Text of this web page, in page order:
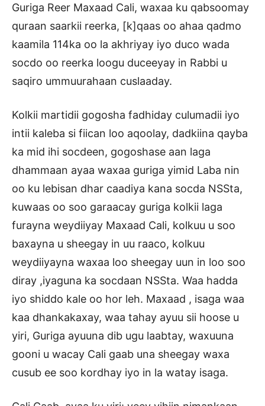
Guriga Reer Maxaad Cali, waxaa ku qabsoomay
quraan saarkii reerka, [k]qaas oo ahaa qadmo
kaamila 114ka oo la akhriyay iyo duco wada
socdo oo reerka loogu duceeyay in Rabbi u
saqiro ummuurahaan cuslaaday.
Kolkii martidii gogosha fadhiday culumadii iyo
intii kaleba si fiican loo aqoolay, dadkiina qayba
ka mid ihi socdeen, gogoshase aan laga
dhammaan ayaa waxaa guriga yimid Laba nin
oo ku lebisan dhar caadiya kana socda NSSta,
kuwaas oo soo garaacay guriga kolkii laga
furayna weydiiyay Maxaad Cali, kolkuu u soo
baxayna u sheegay in uu raaco, kolkuu
weydiiyayna waxaa loo sheegay uun in loo soo
diray ,iyaguna ka socdaan NSSta. Waa hadda
iyo shiddo kale oo hor leh. Maxaad , isaga waa
kaa dhankakaxay, waa tahay ayuu sii hoose u
yiri, Guriga ayuuna dib ugu laabtay, waxuuna
gooni u wacay Cali gaab una sheegay waxa
cusub ee soo kordhay iyo in la watay isaga.